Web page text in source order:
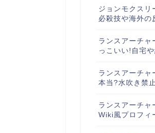
ジョンモクスリ
必殺技や海外の
ランスアーチャ
っこいい!自宅
ランスアーチャ
本当?水吹き禁
ランスアーチャ
Wiki風プロフィ